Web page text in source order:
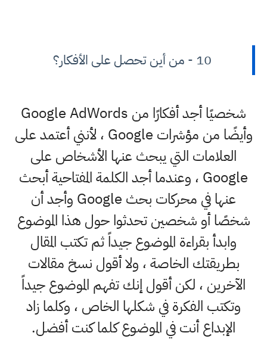
10 - من أين تحصل على الأفكار؟
شخصيًا أجد أفكارًا من Google AdWords
وأيضًا من مؤشرات Google ، لأنني أعتمد على
العلامات التي يبحث عنها الأشخاص على
Google ، وعندما أجد الكلمة المفتاحية أبحث
عنها في محركات بحث Google وأجد أن
شخصًا أو شخصين تحدثوا حول هذا الموضوع
وابدأ بقراءة الموضوع جيداً ثم تكتب المقال
بطريقتك الخاصة ، ولا أقول نسخ مقالات
الآخرين ، لكن أقول إنك تفهم الموضوع جيداً
وتكتب الفكرة في شكلها الخاص ، وكلما زاد
الإبداع أنت في الموضوع كلما كنت أفضل.